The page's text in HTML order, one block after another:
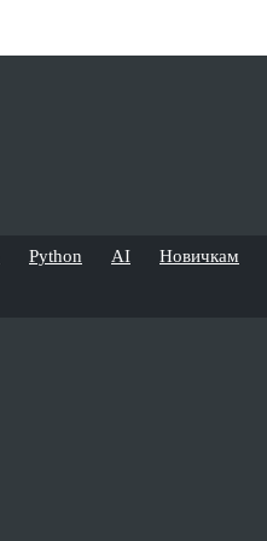
Python AI Новичкам